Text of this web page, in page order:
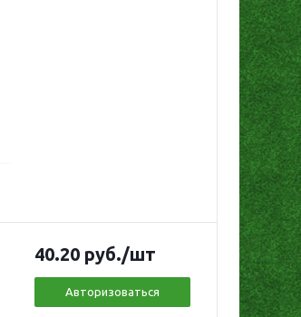
40.20 руб./шт
Авторизоваться